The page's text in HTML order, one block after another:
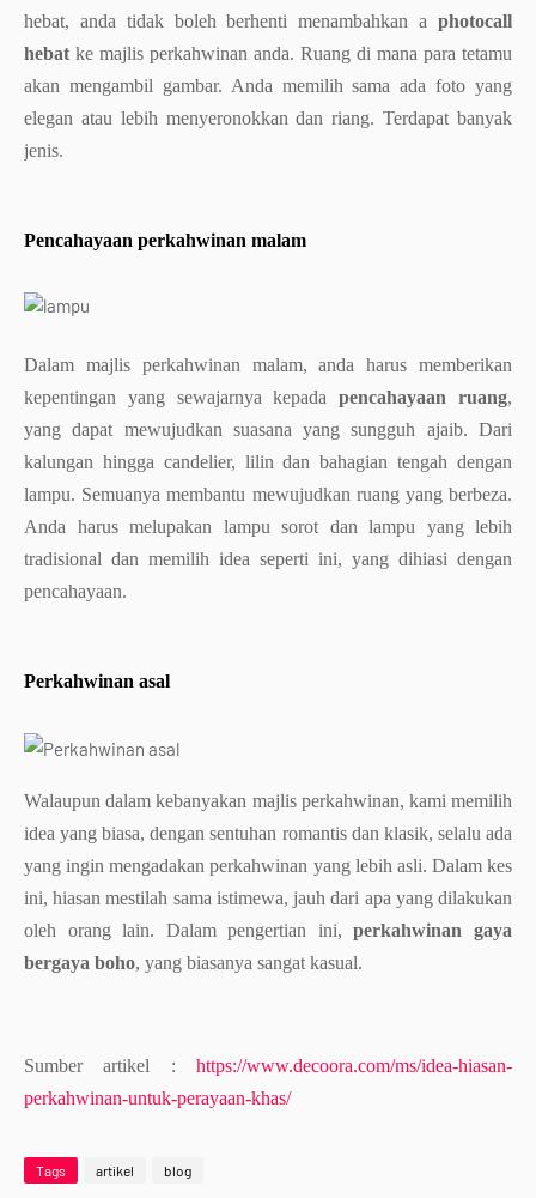
hebat, anda tidak boleh berhenti menambahkan a photocall
hebat ke majlis perkahwinan anda. Ruang di mana para tetamu
akan mengambil gambar. Anda memilih sama ada foto yang
elegan atau lebih menyeronokkan dan riang. Terdapat banyak
jenis.
Pencahayaan perkahwinan malam
Dalam majlis perkahwinan malam, anda harus memberikan
kepentingan yang sewajarnya kepadapencahayaan ruang,
yang dapat mewujudkan suasana yang sungguh ajaib. Dari
kalungan hingga candelier, lilin dan bahagian tengah dengan
lampu. Semuanya membantu mewujudkan ruang yang berbeza.
Anda harus melupakan lampu sorot dan lampu yang lebih
tradisional dan memilih idea seperti ini, yang dihiasi dengan
pencahayaan.
Perkahwinan asal
Walaupun dalam kebanyakan majlis perkahwinan, kami memilih
idea yang biasa, dengan sentuhan romantis dan klasik, selalu ada
yang ingin mengadakan perkahwinan yang lebih asli. Dalam kes
ini, hiasan mestilah sama istimewa, jauh dari apa yang dilakukan
oleh orang lain. Dalam pengertian ini,perkahwinan gaya
bergaya boho, yang biasanya sangat kasual.
Sumber artikel : https://www.decoora.com/ms/idea-hiasan-
perkahwinan-untuk-perayaan-khas/
Tags artikel blog